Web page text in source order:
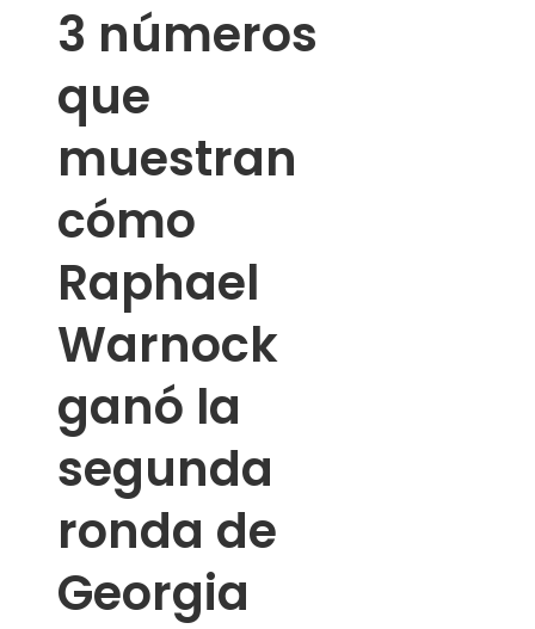
3 números
que
muestran
cómo
Raphael
Warnock
ganó la
segunda
ronda de
Georgia